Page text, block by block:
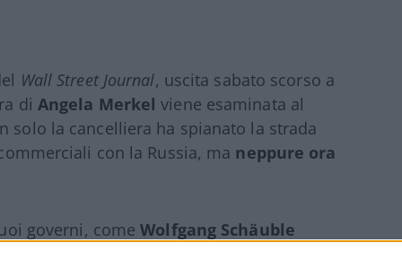
Wall Street Journal, uscita sabato scorso a
di Angela Merkel viene esaminata al
solo la cancelliera ha spianato la strada
con la Russia, ma neppure ora
governi, comeWolfgang Schäuble